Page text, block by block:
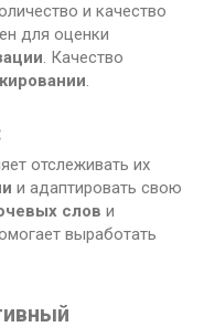
и качество
для оценки
. Качество
.
отслеживать их
и адаптировать свою
слов и
выработать